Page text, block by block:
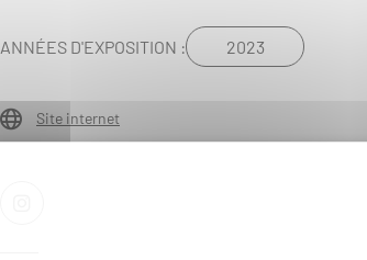
ANNÉES D'EXPOSITION : 2023
Site internet